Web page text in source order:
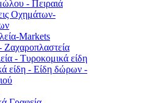
- Πειραιά
Οχημάτων-
Markets
Ζαχαροπλαστεία
- Τυροκομικά είδη
είδη - Είδη δώρων -